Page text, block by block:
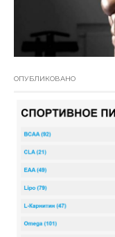
ОПУБЛИКОВАНО